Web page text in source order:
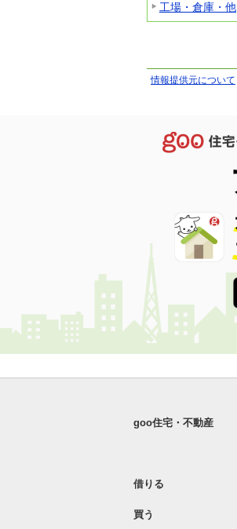
工場・倉庫・他
情報提供元について
goo住宅・不動産
借りる
買う